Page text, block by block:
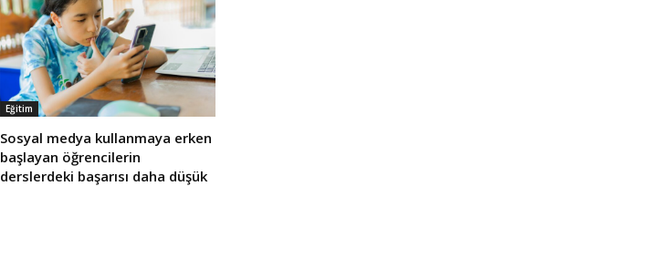
Eğitim
Sosyal medya kullanmaya erken
başlayan öğrencilerin
derslerdeki başarısı daha düşük